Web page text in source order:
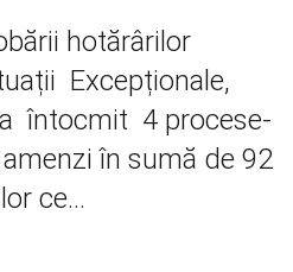
hotărârilor
Excepționale,
întocmit 4 procese-
în sumă de 92
ce...